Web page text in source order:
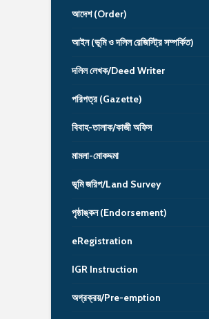
আদেশ (Order)
আইন (ভূমি ও দলিল রেজিস্ট্রি সম্পর্কিত)
দলিল লেখক/Deed Writer
পরিপত্র (Gazette)
বিবাহ-তালাক/কাজী অফিস
মামলা-মোকদ্দমা
ভূমি জরিপ/Land Survey
পৃষ্ঠাঙ্কন (Endorsement)
eRegistration
IGR Instruction
অগ্রক্রয়/Pre-emption